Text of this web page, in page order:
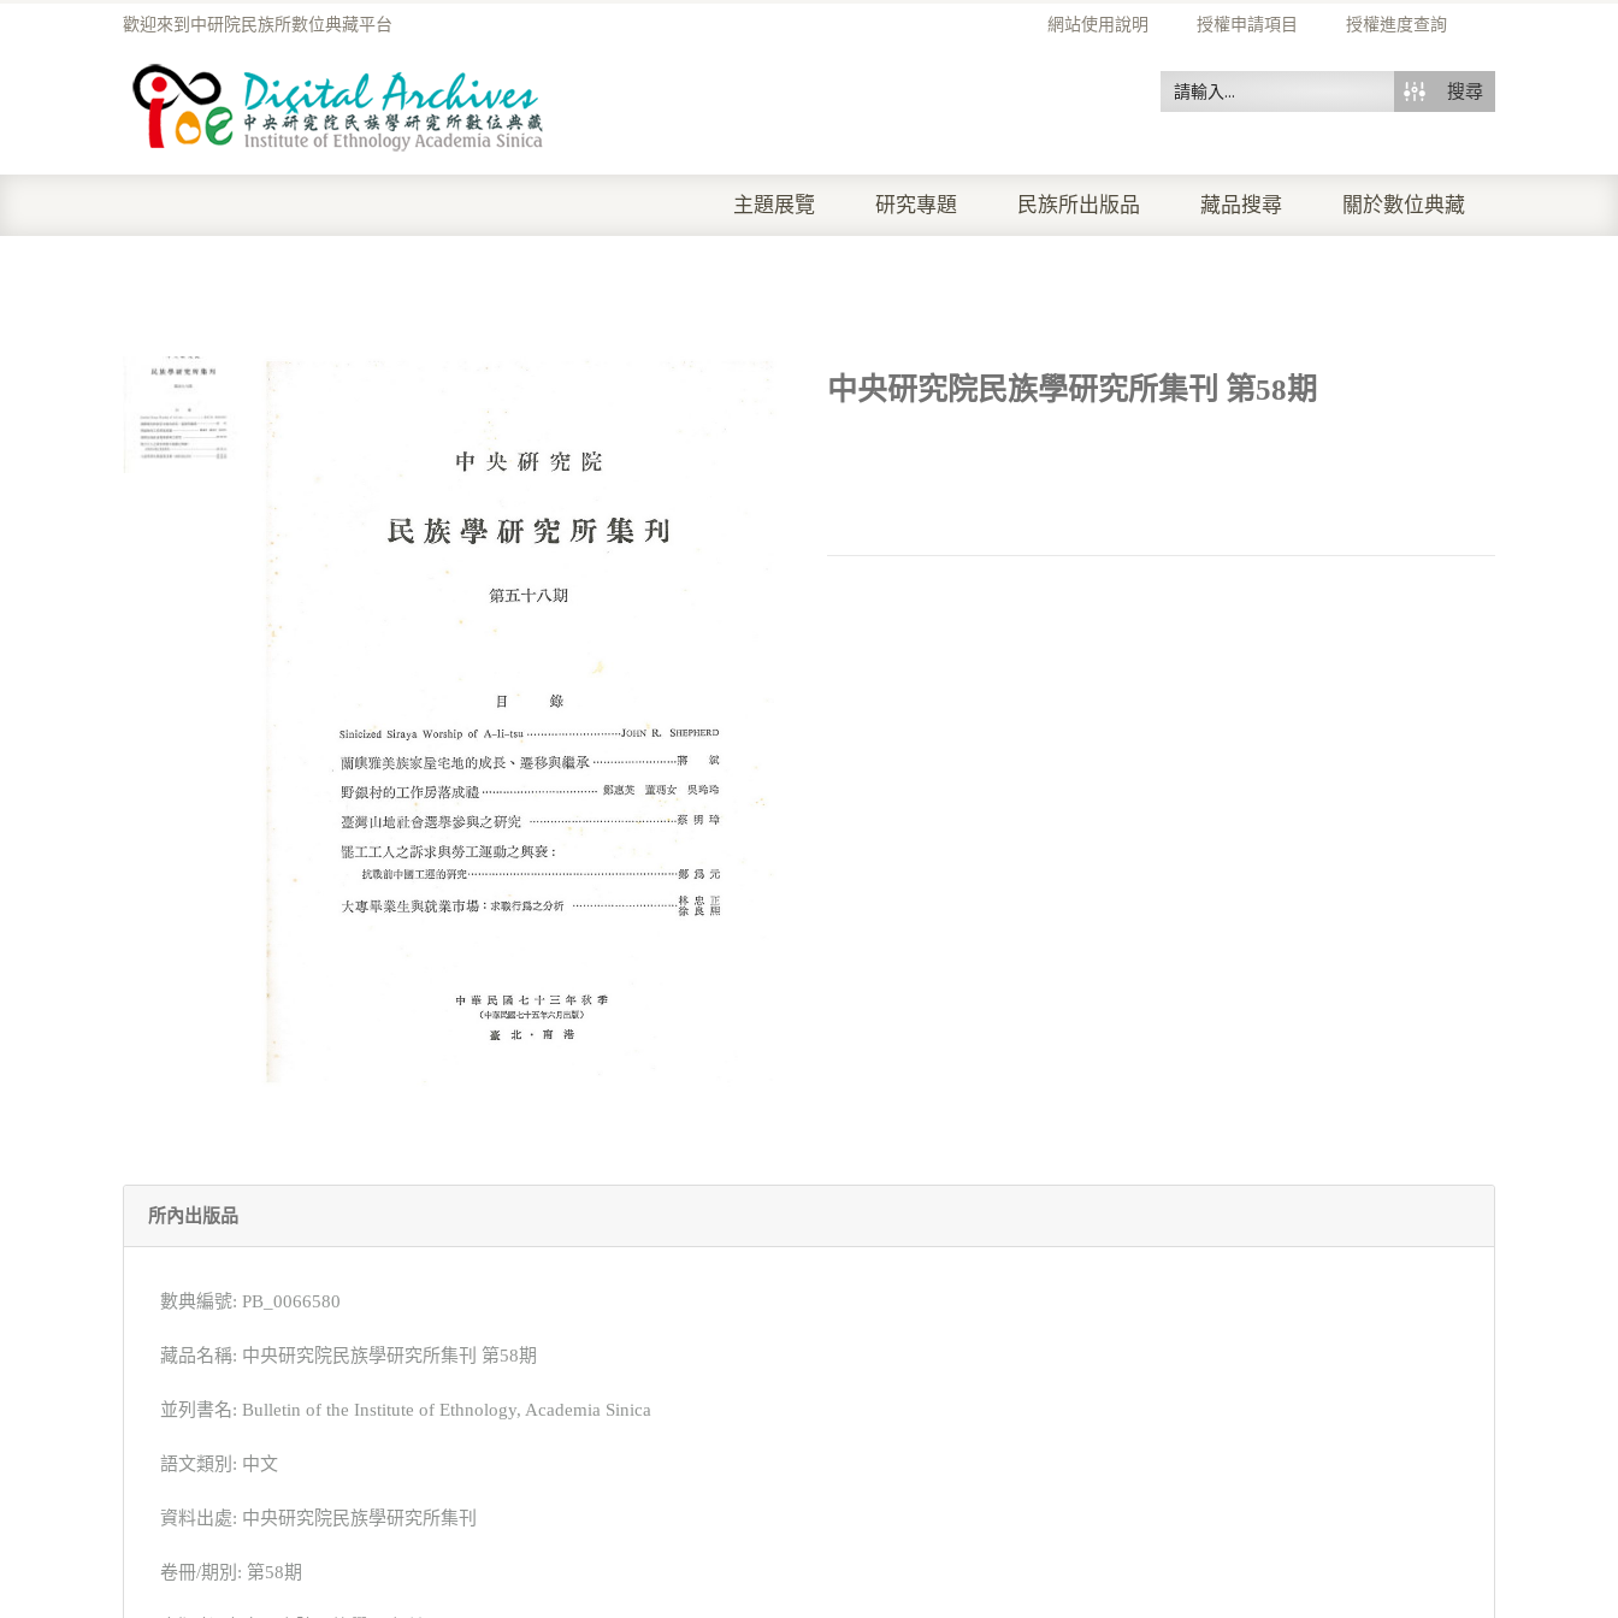
網站使用說明 授權申請項目 授權進度查詢
歡迎來到中研院民族所數位典藏平台
搜尋
主題展覽 研究專題 民族所出版品 藏品搜尋 關於數位典藏
中央研究院民族學研究所集刊 第58期
所內出版品
數典編號: PB_0066580
藏品名稱: 中央研究院民族學研究所集刊 第58期
並列書名: Bulletin of the Institute of Ethnology, Academia Sinica
語文類別: 中文
資料出處: 中央研究院民族學研究所集刊
卷冊/期別: 第58期